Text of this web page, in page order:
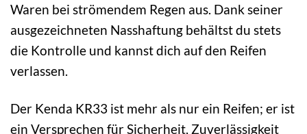
Waren bei strömendem Regen aus. Dank seiner
ausgezeichneten Nasshaftung behältst du stets
die Kontrolle und kannst dich auf den Reifen
verlassen.
Der Kenda KR33 ist mehr als nur ein Reifen; er ist
ein Versprechen für Sicherheit, Zuverlässigkeit